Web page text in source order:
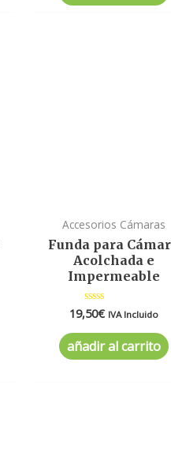
Accesorios Cámaras
Funda para
Acolchada e
Impermeable
Valorado
en
0
de
5
19,50€ IVA Incluido
añadir al carrito